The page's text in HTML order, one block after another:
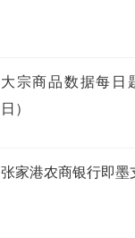
大宗商品数据每日
日）​
张家港农商银行即墨